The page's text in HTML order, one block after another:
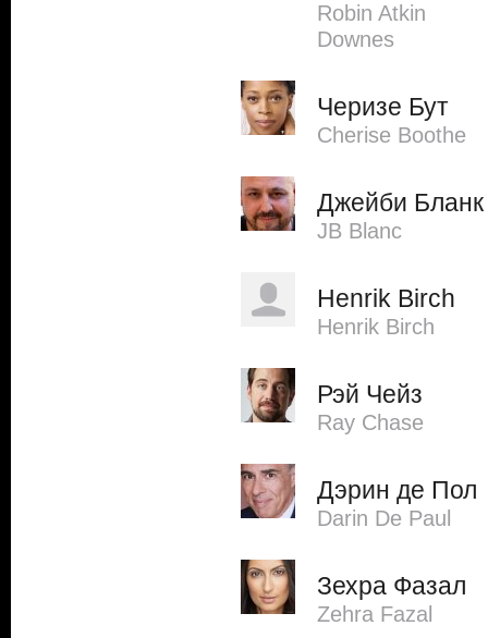
Robin Atkin
Downes
Черизе Бут
Cherise Boothe
Джейби Бланк
JB Blanc
Henrik Birch
Henrik Birch
Рэй Чейз
Ray Chase
Дэрин де Пол
Darin De Paul
Зехра Фазал
Zehra Fazal